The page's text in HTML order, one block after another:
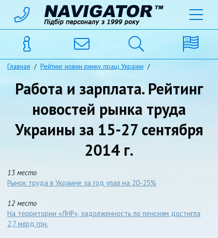
Главная / Рейтинг новин ринку праці України /
Работа и зарплата. Рейтинг
новостей рынка труда
Украины за 15-27 сентября
2014 г.
13 место
Рынок труда в Украине за год упал на 20-25%
12 место
На территории «ЛНР», задолженность по пенсиям достигла
2,7 млрд грн.